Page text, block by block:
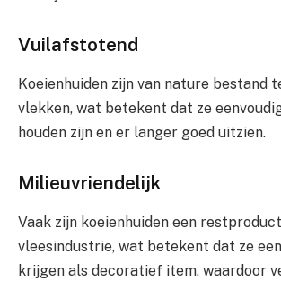
Vuilafstotend
Koeienhuiden zijn van nature bestand
vlekken, wat betekent dat ze
houden zijn en er langer goed uitzien.
Milieuvriendelijk
Vaak zijn koeienhuiden een
vleesindustrie, wat betekent dat ze
krijgen als decoratief item, waardoor